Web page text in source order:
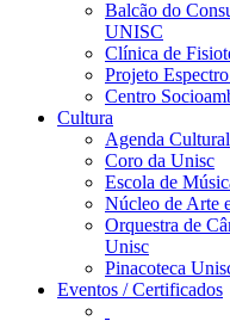
Balcão do
UNISC
Clínica de
Projeto
Centro
Cultura
Agenda Cultural
Coro da Unisc
Escola de
Núcleo de Arte
Orquestra de
Unisc
Pinacoteca
Eventos / Certificados